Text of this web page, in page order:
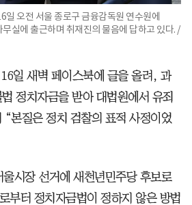
일 오전 서울 종로구 금융감독원 연수원에
실에 출근하며 취재진의 물음에 답하고 있다. /
일 새벽 페이스북에 글을 올려, 과
정치자금을 받아 대법원에서 유죄
“본질은 정치 검찰의 표적 사정이었
시장 선거에 새천년민주당 후보로
부터 정치자금법이 정하지 않은 방법